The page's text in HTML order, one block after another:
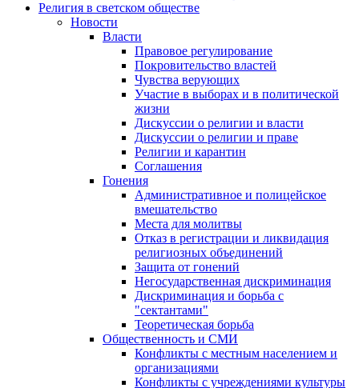
Религия в светском обществе
Новости
Власти
Правовое регулирование
Покровительство властей
Чувства верующих
Участие в выборах и в политической
жизни
Дискуссии о религии и власти
Дискуссии о религии и праве
Религии и карантин
Соглашения
Гонения
Административное и полицейское
вмешательство
Места для молитвы
Отказ в регистрации и ликвидация
религиозных объединений
Защита от гонений
Негосударственная дискриминация
Дискриминация и борьба с
"сектантами"
Теоретическая борьба
Общественность и СМИ
Конфликты с местным населением и
организациями
Конфликты с учреждениями культуры